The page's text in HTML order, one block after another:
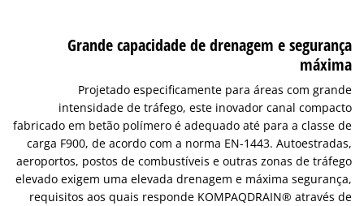
Grande capacidade de drenagem e segurança
máxima
Projetado especificamente para áreas com grande
intensidade de tráfego, este inovador canal compacto
fabricado em betão polímero é adequado até para a classe de
carga F900, de acordo com a norma EN-1443. Autoestradas,
aeroportos, postos de combustíveis e outras zonas de tráfego
elevado exigem uma elevada drenagem e máxima segurança,
requisitos aos quais responde KOMPAQDRAIN® através de